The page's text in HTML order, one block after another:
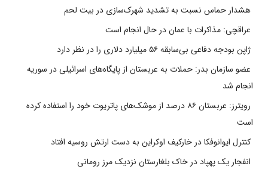
هشدار حماس نسبت به تشدید شهرک‌سازی در بیت‌ لحم
عراقچی: مذاکرات با عمان در حال انجام است
ژاپن بودجه دفاعی بی‌سابقه ۵۶ میلیارد دلاری را در نظر دارد
عضو سازمان بدر: حملات به عربستان از پایگاه‌های اسرائیلی در سوریه
انجام شد
رویترز: عربستان ۸۶ درصد از موشک‌های پاتریوت خود را استفاده کرده
است
کنترل ایوانوفکا در خارکیف اوکراین به دست ارتش روسیه افتاد
انفجار یک پهپاد در خاک بلغارستان نزدیک مرز رومانی